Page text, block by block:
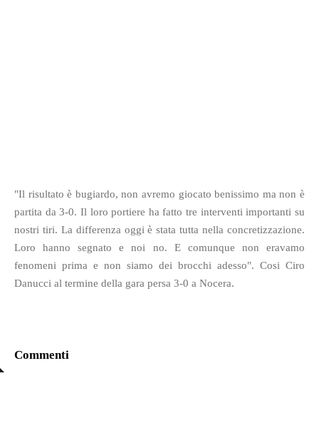
"Il risultato è bugiardo, non avremo giocato benissimo ma non è
partita da 3-0. Il loro portiere ha fatto tre interventi importanti su
nostri tiri. La differenza oggi è stata tutta nella concretizzazione.
Loro hanno segnato e noi no. E comunque non eravamo
fenomeni prima e non siamo dei brocchi adesso". Cosi Ciro
Danucci al termine della gara persa 3-0 a Nocera.
Commenti